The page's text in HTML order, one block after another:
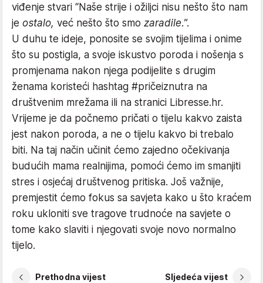
viđenje stvari “Naše strije i ožiljci nisu nešto što nam
je ostalo, već nešto što smo zaradile.”.
U duhu te ideje, ponosite se svojim tijelima i onime
što su postigla, a svoje iskustvo poroda i nošenja s
promjenama nakon njega podijelite s drugim
ženama koristeći hashtag #pričeiznutra na
društvenim mrežama ili na stranici Libresse.hr.
Vrijeme je da počnemo pričati o tijelu kakvo zaista
jest nakon poroda, a ne o tijelu kakvo bi trebalo
biti. Na taj način učinit ćemo zajedno očekivanja
budućih mama realnijima, pomoći ćemo im smanjiti
stres i osjećaj društvenog pritiska. Još važnije,
premjestit ćemo fokus sa savjeta kako u što kraćem
roku ukloniti sve tragove trudnoće na savjete o
tome kako slaviti i njegovati svoje novo normalno
tijelo.
Prethodna vijest Sljedeća vijest